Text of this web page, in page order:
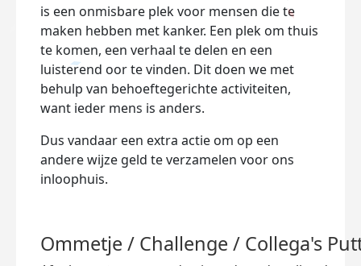
is een onmisbare plek voor mensen die te
maken hebben met kanker. Een plek om thuis
te komen, een verhaal te delen en een
luisterend oor te vinden. Dit doen we met
behulp van behoeftegerichte activiteiten,
want ieder mens is anders.
Dus vandaar een extra actie om op een
andere wijze geld te verzamelen voor ons
inloophuis.
Ommetje / Challenge / Collega's